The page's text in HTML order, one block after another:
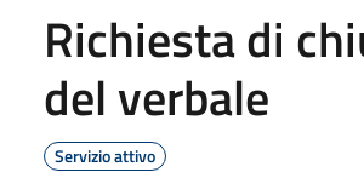
Richiesta di
del verbale
Servizio attivo